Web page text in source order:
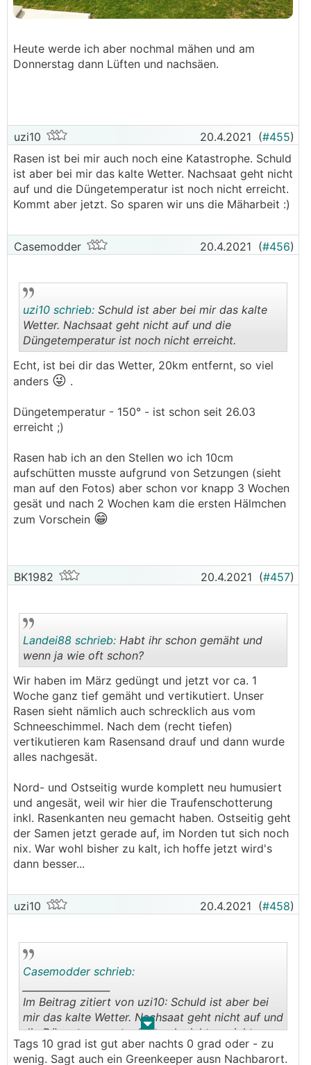
Heute werde ich aber nochmal mähen und am
Donnerstag dann Lüften und nachsäen.
uzi10 20.4.2021 (#455)
Rasen ist bei mir auch noch eine Katastrophe. Schuld
ist aber bei mir das kalte Wetter. Nachsaat geht nicht
auf und die Düngetemperatur ist noch nicht erreicht.
Kommt aber jetzt. So sparen wir uns die Mäharbeit :)
Casemodder 20.4.2021 (#456)
..
uzi10 schrieb: Schuld ist aber bei mir das kalte
Wetter. Nachsaat geht nicht auf und die
Düngetemperatur ist noch nicht erreicht.
Echt, ist bei dir das Wetter, 20km entfernt, so viel
anders 😜 .
Düngetemperatur - 150° - ist schon seit 26.03
erreicht ;)
Rasen hab ich an den Stellen wo ich 10cm
aufschütten musste aufgrund von Setzungen (sieht
man auf den Fotos) aber schon vor knapp 3 Wochen
gesät und nach 2 Wochen kam die ersten Hälmchen
zum Vorschein 😁
BK1982 20.4.2021 (#457)
.
Landei88 schrieb: Habt ihr schon gemäht und
wenn ja wie oft schon?
Wir haben im März gedüngt und jetzt vor ca. 1
Woche ganz tief gemäht und vertikutiert. Unser
Rasen sieht nämlich auch schrecklich aus vom
Schneeschimmel. Nach dem (recht tiefen)
vertikutieren kam Rasensand drauf und dann wurde
alles nachgesät.
Nord- und Ostseitig wurde komplett neu humusiert
und angesät, weil wir hier die Traufenschotterung
inkl. Rasenkanten neu gemacht haben. Ostseitig geht
der Samen jetzt gerade auf, im Norden tut sich noch
nix. War wohl bisher zu kalt, ich hoffe jetzt wird's
dann besser...
uzi10 20.4.2021 (#458)
. .
Casemodder schrieb:
Im Beitrag zitiert von uzi10: Schuld ist aber bei
mir das kalte Wetter. Nachsaat geht nicht auf und
die Düngetemperatur ist noch nicht erreicht.
Tags 10 grad ist gut aber nachts 0 grad oder - zu
wenig. Sagt auch ein Greenkeeper ausn Nachbarort.